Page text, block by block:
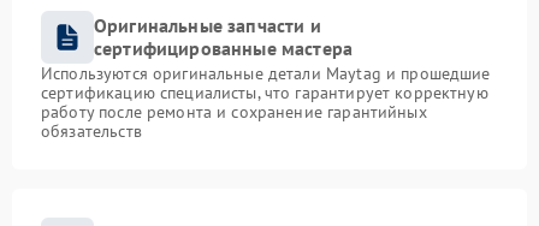
Оригинальные запчасти и
сертифицированные мастера
Используются оригинальные детали Maytag и прошедшие
сертификацию специалисты, что гарантирует корректную
работу после ремонта и сохранение гарантийных
обязательств